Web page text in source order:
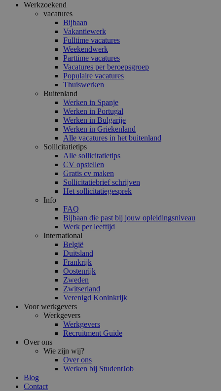
Werkzoekend
vacatures
Bijbaan
Vakantiewerk
Fulltime vacatures
Weekendwerk
Parttime vacatures
Vacatures per beroepsgroep
Populaire vacatures
Thuiswerken
Buitenland
Werken in Spanje
Werken in Portugal
Werken in Bulgarije
Werken in Griekenland
Alle vacatures in het buitenland
Sollicitatietips
Alle sollicitatietips
CV opstellen
Gratis cv maken
Sollicitatiebrief schrijven
Het sollicitatiegesprek
Info
FAQ
Bijbaan die past bij jouw opleidingsniveau
Werk per leeftijd
International
België
Duitsland
Frankrijk
Oostenrijk
Zweden
Zwitserland
Verenigd Koninkrijk
Voor werkgevers
Werkgevers
Werkgevers
Recruitment Guide
Over ons
Wie zijn wij?
Over ons
Werken bij StudentJob
Blog
Contact